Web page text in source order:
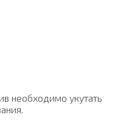
необходимо укутать